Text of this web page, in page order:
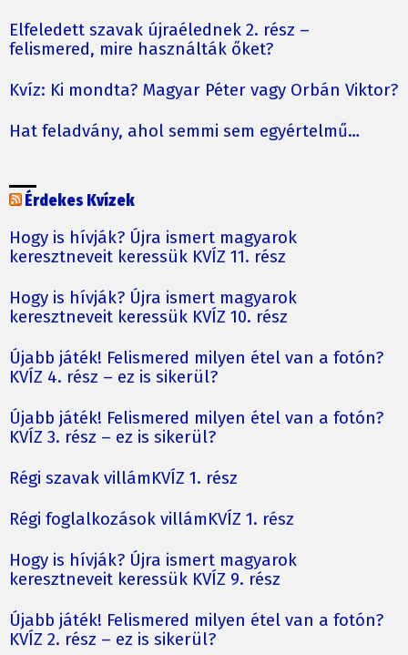
Elfeledett szavak újraélednek 2. rész –
felismered, mire használták őket?
Kvíz: Ki mondta? Magyar Péter vagy Orbán Viktor?
Hat feladvány, ahol semmi sem egyértelmű…
Érdekes Kvízek
Hogy is hívják? Újra ismert magyarok
keresztneveit keressük KVÍZ 11. rész
Hogy is hívják? Újra ismert magyarok
keresztneveit keressük KVÍZ 10. rész
Újabb játék! Felismered milyen étel van a fotón?
KVÍZ 4. rész – ez is sikerül?
Újabb játék! Felismered milyen étel van a fotón?
KVÍZ 3. rész – ez is sikerül?
Régi szavak villámKVÍZ 1. rész
Régi foglalkozások villámKVÍZ 1. rész
Hogy is hívják? Újra ismert magyarok
keresztneveit keressük KVÍZ 9. rész
Újabb játék! Felismered milyen étel van a fotón?
KVÍZ 2. rész – ez is sikerül?